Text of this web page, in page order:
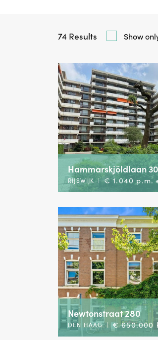
74 Results Show
Hammarskjöldlaan
RIJSWIJK | € 1.040 p.m.
Newtonstraat 280
DEN HAAG | € 650.000